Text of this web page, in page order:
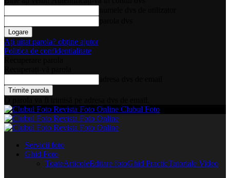
Ați uitat parola? obține ajutor
Politica de confidentialitate
Clubul Foto
Servicii foto
Ghid Foto
ToateArticoleEditare fotoGhid PracticTutoriale Video